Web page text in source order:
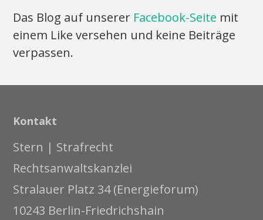
Das Blog auf unserer Facebook-Seite mit
einem Like versehen und keine Beiträge
verpassen.
Kontakt
Stern | Strafrecht
Rechtsanwaltskanzlei
Stralauer Platz 34 (Energieforum)
10243 Berlin-Friedrichshain